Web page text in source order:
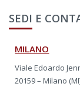
SEDI E
MILANO
Viale Edoardo
20159 – Milano